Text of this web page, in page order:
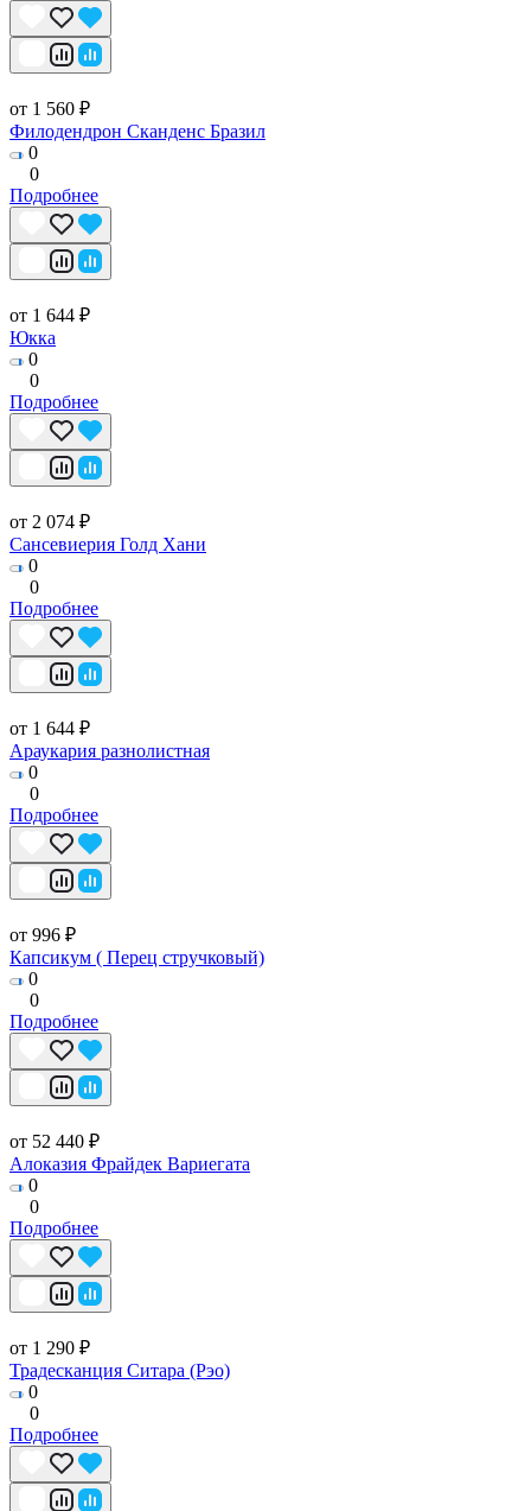
от 1 560 ₽
Филодендрон Сканденс Бразил
0
0
Подробнее
от 1 644 ₽
Юкка
0
0
Подробнее
от 2 074 ₽
Сансевиерия Голд Хани
0
0
Подробнее
от 1 644 ₽
Араукария разнолистная
0
0
Подробнее
от 996 ₽
Капсикум ( Перец стручковый)
0
0
Подробнее
от 52 440 ₽
Алоказия Фрайдек Вариегата
0
0
Подробнее
от 1 290 ₽
Традесканция Ситара (Рэо)
0
0
Подробнее